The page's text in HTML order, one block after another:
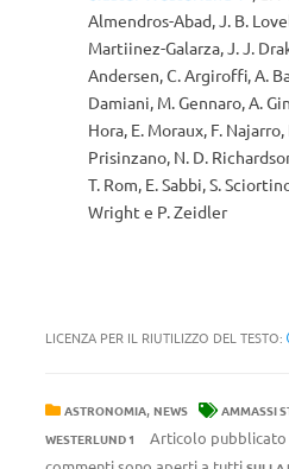
Almendros-Abad, J. B.
Martiinez-Galarza, J. J.
Andersen, C. Argiroffi, A.
Damiani, M. Gennaro, A.
Hora, E. Moraux, F.
Prisinzano, N. D.
T. Rom, E. Sabbi, S.
Wright e P. Zeidler
LICENZA PER IL RIUTILIZZO DEL TESTO:
ASTRONOMIA, NEWS AMMASSI
WESTERLUND 1 Articolo pubblicato